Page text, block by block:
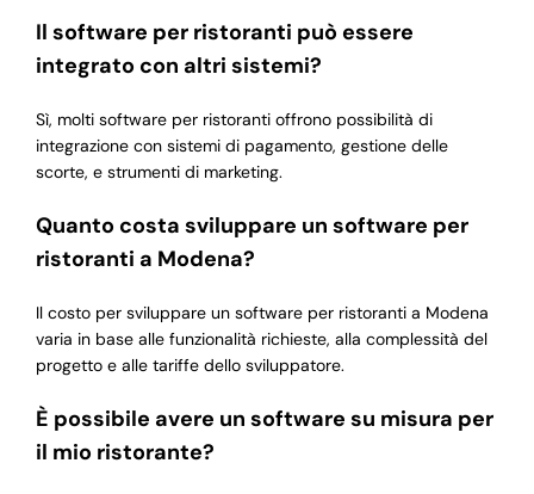
Il software per ristoranti può essere
integrato con altri sistemi?
Sì, molti software per ristoranti offrono possibilità di
integrazione con sistemi di pagamento, gestione delle
scorte, e strumenti di marketing.
Quanto costa sviluppare un software per
ristoranti a Modena?
Il costo per sviluppare un software per ristoranti a Modena
varia in base alle funzionalità richieste, alla complessità del
progetto e alle tariffe dello sviluppatore.
È possibile avere un software su misura per
il mio ristorante?